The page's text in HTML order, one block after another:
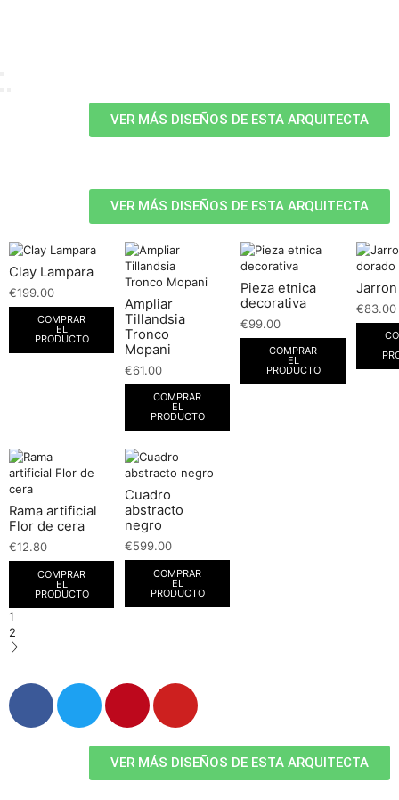
VER MÁS DISEÑOS DE ESTA ARQUITECTA
VER MÁS DISEÑOS DE ESTA ARQUITECTA
Clay Lampara
€199.00
COMPRAR
EL
PRODUCTO
Ampliar
Tillandsia
Tronco
Mopani
€61.00
COMPRAR
EL
PRODUCTO
Pieza etnica
decorativa
€99.00
COMPRAR
EL
PRODUCTO
€83.00
Rama artificial
Flor de cera
€12.80
COMPRAR
EL
PRODUCTO
Cuadro
abstracto
negro
€599.00
COMPRAR
EL
PRODUCTO
1
2
VER MÁS DISEÑOS DE ESTA ARQUITECTA